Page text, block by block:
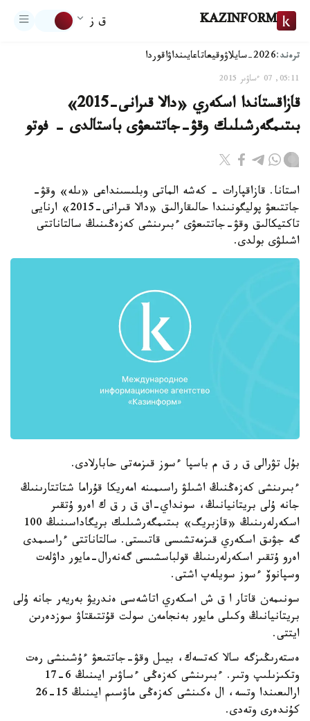
KAZINFORM ق ز
ترەند:2026-سايلاۋ وقيعاتاعايىنداۋاقوردا
05:11, 07 ءساۋىر 2015
قازاقستاندا اسكەري «دالا قىرانى-2015»
بىتىمگەرشىلىك وقۋ-جاتتىعۋى باستالدى - فوتو
استانا. قازاقپارات - كەشە الماتى وبلىسىنداعى «ىلە» وقۋ-
جاتتىعۋ پوليگونىندا حالىقارالىق «دالا قىرانى-2015» ارنايى
تاكتيكالىق وقۋ-جاتتىعۋى ءبىرىنشى كەزەڭىنىڭ سالتاناتتى
اشىلۋى بولدى.
بۇل تۋرالى ق ر ق م باسپا ءسوز قىزمەتى حابارلادى.
ءبىرىنشى كەزەڭنىڭ اشىلۋ راسىمىنە امەريكا قۇراما شتاتتارىنىڭ
جانە ۇلى بريتانيانىڭ، سونداي-اق ق ر ق ك اەرو ۇتقىر
اسكەرلەرىنىڭ «قازبريگ» بىتىمگەرشىلىك بريگاداسىنىڭ 100
گە جۋىق اسكەري قىزمەتشىسى قاتىستى. سالتاناتتى ءراسىمدى
اەرو ۇتقىر اسكەرلەرىنىڭ قولباسشىسى گەنەرال-مايور داۋلەت
وسپانوۆ ءسوز سويلەپ اشتى.
سونىمەن قاتار ا ق ش اسكەري اتاشەسى ەندريۋ بەريەر جانە ۇلى
بريتانيانىڭ وكىلى مايور بەنجامەن سولت قۇتتىقتاۋ سوزدەرىن
ايتتى.
ەستەرىڭىزگە سالا كەتسەك، بيىل وقۋ-جاتتىعۋ ءۇشىنشى رەت
وتكىزىلىپ وتىر. ءبىرىنشى كەزەڭى ءساۋىر ايىنىڭ 6-17
ارالىعىندا وتسە، ال ەكىنشى كەزەڭى ماۋسىم ايىنىڭ 15-26
كۇندەرى وتەدى.